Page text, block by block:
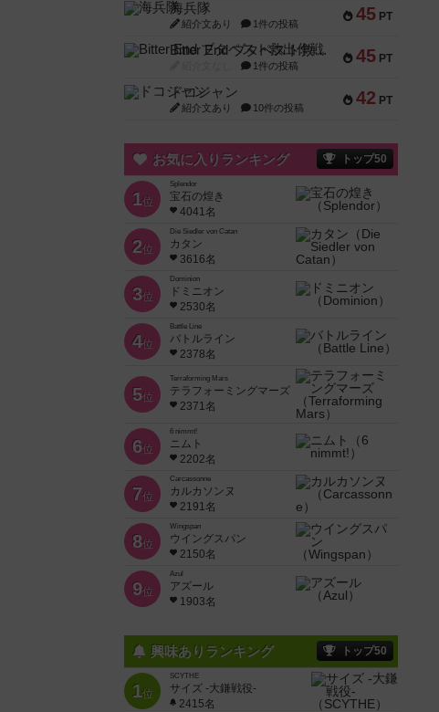
45 PT
海兵隊
紹介文あり 1件の投稿
45 PT
Bitter End ブタペスト救出作戦
1件の投稿
42 PT
ドコジャン
紹介文あり 10件の投稿
お気に入りランキング トップ50
1位
Splendor
宝石の煌き
4041名
2位
Die Siedler von Catan
カタン
3616名
3位
Dominion
ドミニオン
2530名
4位
Battle Line
バトルライン
2378名
5位
Terraforming Mars
テラフォーミングマーズ
2371名
6位
6 nimmt!
ニムト
2202名
7位
Carcassonne
カルカソンヌ
2191名
8位
Wingspan
ウイングスパン
2150名
9位
Azul
アズール
1903名
興味ありランキング トップ50
1位
SCYTHE
サイズ -大鎌戦役-
2415名